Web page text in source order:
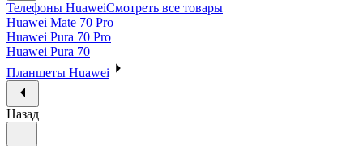
Телефоны HuaweiСмотреть все товары
Huawei Mate 70 Pro
Huawei Pura 70 Pro
Huawei Pura 70
Планшеты Huawei
Назад